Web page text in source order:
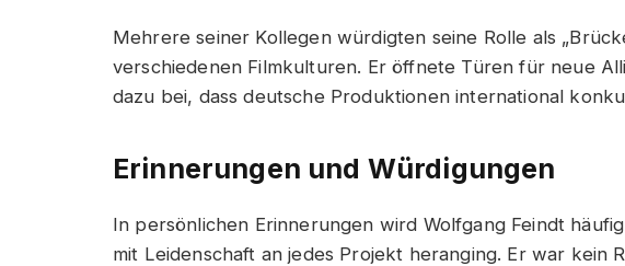
Mehrere seiner Kollegen würdigten seine Rolle als
verschiedenen Filmkulturen. Er öffnete Türen für neue
dazu bei, dass deutsche Produktionen international
Erinnerungen und Würdigungen
In persönlichen Erinnerungen wird Wolfgang Feindt
mit Leidenschaft an jedes Projekt heranging. Er war kein